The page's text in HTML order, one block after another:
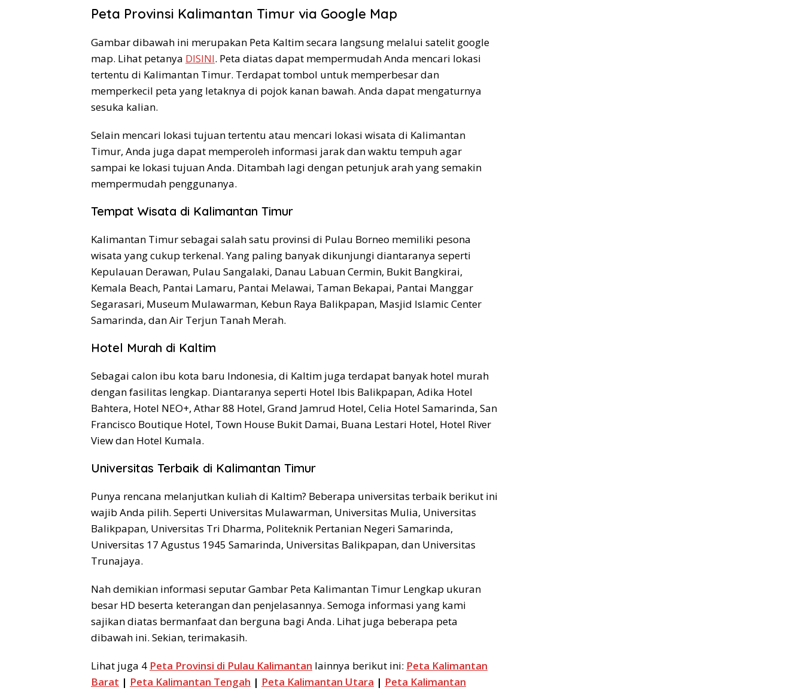
Peta Provinsi Kalimantan Timur via Google Map
Gambar dibawah ini merupakan Peta Kaltim secara langsung melalui satelit google
map. Lihat petanya DISINI. Peta diatas dapat mempermudah Anda mencari lokasi
tertentu di Kalimantan Timur. Terdapat tombol untuk memperbesar dan
memperkecil peta yang letaknya di pojok kanan bawah. Anda dapat mengaturnya
sesuka kalian.
Selain mencari lokasi tujuan tertentu atau mencari lokasi wisata di Kalimantan
Timur, Anda juga dapat memperoleh informasi jarak dan waktu tempuh agar
sampai ke lokasi tujuan Anda. Ditambah lagi dengan petunjuk arah yang semakin
mempermudah penggunanya.
Tempat Wisata di Kalimantan Timur
Kalimantan Timur sebagai salah satu provinsi di Pulau Borneo memiliki pesona
wisata yang cukup terkenal. Yang paling banyak dikunjungi diantaranya seperti
Kepulauan Derawan, Pulau Sangalaki, Danau Labuan Cermin, Bukit Bangkirai,
Kemala Beach, Pantai Lamaru, Pantai Melawai, Taman Bekapai, Pantai Manggar
Segarasari, Museum Mulawarman, Kebun Raya Balikpapan, Masjid Islamic Center
Samarinda, dan Air Terjun Tanah Merah.
Hotel Murah di Kaltim
Sebagai calon ibu kota baru Indonesia, di Kaltim juga terdapat banyak hotel murah
dengan fasilitas lengkap. Diantaranya seperti Hotel Ibis Balikpapan, Adika Hotel
Bahtera, Hotel NEO+, Athar 88 Hotel, Grand Jamrud Hotel, Celia Hotel Samarinda, San
Francisco Boutique Hotel, Town House Bukit Damai, Buana Lestari Hotel, Hotel River
View dan Hotel Kumala.
Universitas Terbaik di Kalimantan Timur
Punya rencana melanjutkan kuliah di Kaltim? Beberapa universitas terbaik berikut ini
wajib Anda pilih. Seperti Universitas Mulawarman, Universitas Mulia, Universitas
Balikpapan, Universitas Tri Dharma, Politeknik Pertanian Negeri Samarinda,
Universitas 17 Agustus 1945 Samarinda, Universitas Balikpapan, dan Universitas
Trunajaya.
Nah demikian informasi seputar Gambar Peta Kalimantan Timur Lengkap ukuran
besar HD beserta keterangan dan penjelasannya. Semoga informasi yang kami
sajikan diatas bermanfaat dan berguna bagi Anda. Lihat juga beberapa peta
dibawah ini. Sekian, terimakasih.
Lihat juga 4 Peta Provinsi di Pulau Kalimantan lainnya berikut ini: Peta Kalimantan
Barat | Peta Kalimantan Tengah | Peta Kalimantan Utara | Peta Kalimantan